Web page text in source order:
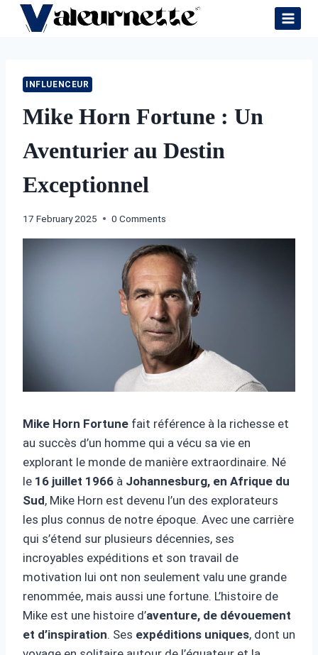
Skip
INFLUENCEUR
Mike Horn Fortune : Un
Aventurier au Destin
Exceptionnel
17 February 2025 0 Comments
Mike Horn Fortune fait référence à la richesse et
au succès d’un homme qui a vécu sa vie en
explorant le monde de manière extraordinaire. Né
le 16 juillet 1966 à Johannesburg, en Afrique du
Sud, Mike Horn est devenu l’un des explorateurs
les plus connus de notre époque. Avec une carrière
qui s’étend sur plusieurs décennies, ses
incroyables expéditions et son travail de
motivation lui ont non seulement valu une grande
renommée, mais aussi une fortune. L’histoire de
Mike est une histoire d’aventure, de dévouement
et d’inspiration. Ses expéditions uniques, dont un